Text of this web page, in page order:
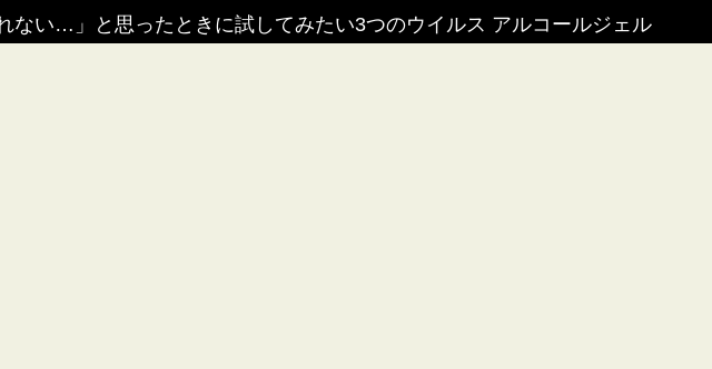
ない…」と思ったときに試してみたい3つのウイルス アルコールジェル